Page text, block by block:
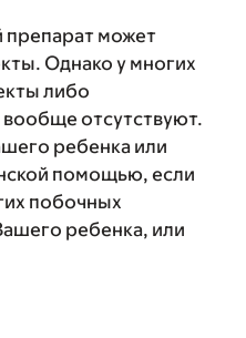
может
Однако у многих
либо
отсутствуют.
ребенка или
помощью, если
побочных
ребенка, или